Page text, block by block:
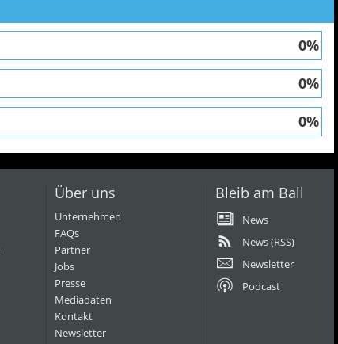
0%
0%
0%
Über uns
Unternehmen
FAQs
Partner
Jobs
Presse
Mediadaten
Kontakt
Newsletter
Bleib am Ball
News
News (RSS)
Newsletter
Podcast